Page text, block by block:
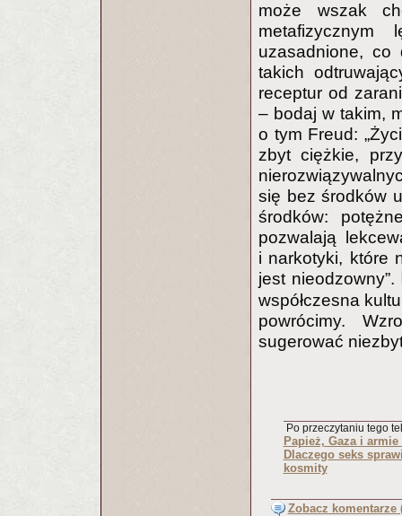
może wszak
uzasadnione, co
takich
receptur od
– bodaj w takim,
o tym Freud:
zbyt ciężkie,
się bez środków
środków:
pozwalają
i narkotyki, które
jest nieodzowny”.
współczesna
powrócimy.
sugerować
Po przeczytaniu tego
Papież, Gaza i armie
Dlaczego seks
kosmity
Zobacz komentarze